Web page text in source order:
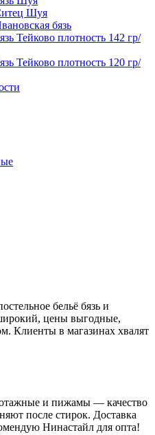
Шуя
бязь
Тейково плотность 142 гр/
Тейково плотность 120 гр/
бельё бязь и
цены выгодные,
Клиенты в магазинах хвалят
и пижамы — качество
после стирок. Доставка
Нинастайл для опта!